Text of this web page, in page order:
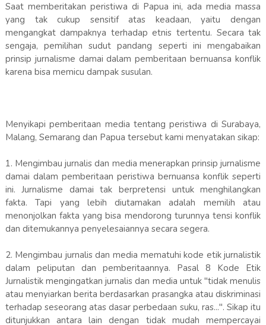
Saat memberitakan peristiwa di Papua ini, ada media massa
yang tak cukup sensitif atas keadaan, yaitu dengan
mengangkat dampaknya terhadap etnis tertentu. Secara tak
sengaja, pemilihan sudut pandang seperti ini mengabaikan
prinsip jurnalisme damai dalam pemberitaan bernuansa konflik
karena bisa memicu dampak susulan.
Menyikapi pemberitaan media tentang peristiwa di Surabaya,
Malang, Semarang dan Papua tersebut kami menyatakan sikap:
1. Mengimbau jurnalis dan media menerapkan prinsip jurnalisme
damai dalam pemberitaan peristiwa bernuansa konflik seperti
ini. Jurnalisme damai tak berpretensi untuk menghilangkan
fakta. Tapi yang lebih diutamakan adalah memilih atau
menonjolkan fakta yang bisa mendorong turunnya tensi konflik
dan ditemukannya penyelesaiannya secara segera.
2. Mengimbau jurnalis dan media mematuhi kode etik jurnalistik
dalam peliputan dan pemberitaannya. Pasal 8 Kode Etik
Jurnalistik mengingatkan jurnalis dan media untuk "tidak menulis
atau menyiarkan berita berdasarkan prasangka atau diskriminasi
terhadap seseorang atas dasar perbedaan suku, ras...". Sikap itu
ditunjukkan antara lain dengan tidak mudah mempercayai